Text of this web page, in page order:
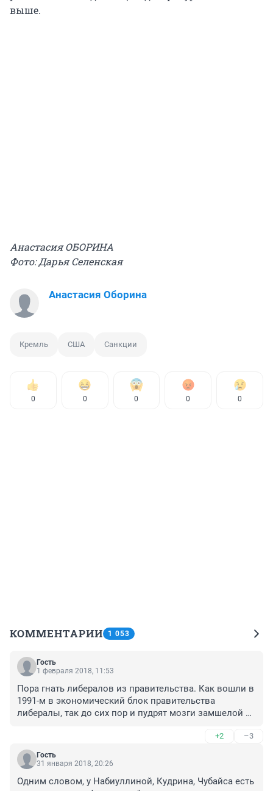
выше.
Анастасия ОБОРИНА
Фото: Дарья Селенская
Анастасия Оборина
Кремль США Санкции
0 0 0 0 0
КОММЕНТАРИИ 1 053
Гость
1 февраля 2018, 11:53
Пора гнать либералов из правительства. Как вошли в
1991-м в экономический блок правительства
либералы, так до сих пор и пудрят мозги замшелой
+2 –3
Гость
31 января 2018, 20:26
Одним словом, у Набиуллиной, Кудрина, Чубайса есть